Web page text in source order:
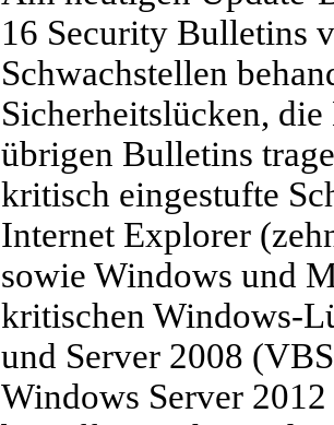
16 Security Bulletins
Schwachstellen
Sicherheitslücken,
übrigen Bulletins
kritisch eingestufte
Internet Explorer
sowie Windows und
kritischen Windows-
und Server 2008
Windows Server